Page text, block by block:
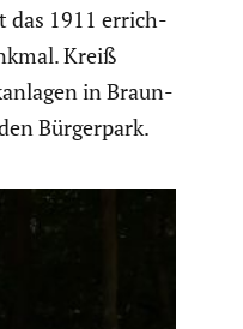
das 1911 errich­
Kreiß
in Braun­
Bürger­park.